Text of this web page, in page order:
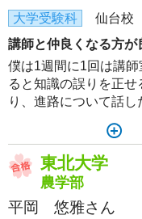
大学受験科
仙台校
講師と仲良くなる方が
僕は1週間に1回は講
ると知識の誤りを正
り、進路について話
間違いについて教え
した答案作りに役立
制作している講師が揃
できたと思います。
東北大学
農学部
平岡 悠雅さん